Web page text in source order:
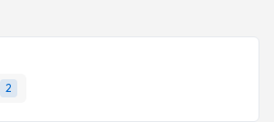
2
e-posta ile bilgilendireceğiz.